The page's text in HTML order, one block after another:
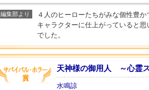
編集部より
４人のヒーローたちがみな個性豊
キャラクターに仕上がっていると
でした。
天神様の御用人 ～心霊
水鳴諒